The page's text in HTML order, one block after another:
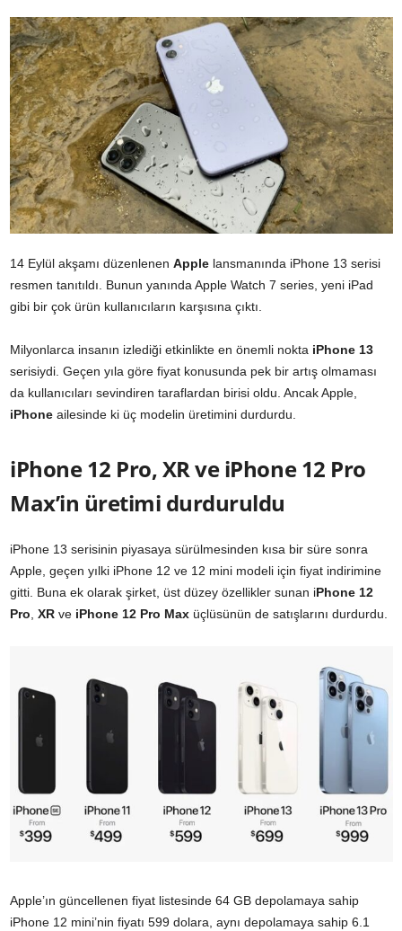
14 Eylül akşamı düzenlenen Apple lansmanında iPhone 13 serisi
resmen tanıtıldı. Bunun yanında Apple Watch 7 series, yeni iPad
gibi bir çok ürün kullanıcıların karşısına çıktı.
Milyonlarca insanın izlediği etkinlikte en önemli nokta iPhone 13
serisiydi. Geçen yıla göre fiyat konusunda pek bir artış olmaması
da kullanıcıları sevindiren taraflardan birisi oldu. Ancak Apple,
iPhone ailesinde ki üç modelin üretimini durdurdu.
iPhone 12 Pro, XR ve iPhone 12 Pro
Max’in üretimi durduruldu
iPhone 13 serisinin piyasaya sürülmesinden kısa bir süre sonra
Apple, geçen yılki iPhone 12 ve 12 mini modeli için fiyat indirimine
gitti. Buna ek olarak şirket, üst düzey özellikler sunan iPhone 12
Pro XR ve iPhone 12 Pro Max üçlüsünün de satışlarını durdurdu.
Apple’ın güncellenen fiyat listesinde 64 GB depolamaya sahip
iPhone 12 mini’nin fiyatı 599 dolara, aynı depolamaya sahip 6.1